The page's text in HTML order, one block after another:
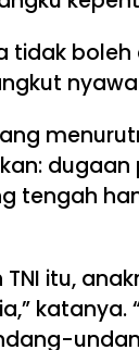
tidak
dugaan
tengah
itu,
katanya.